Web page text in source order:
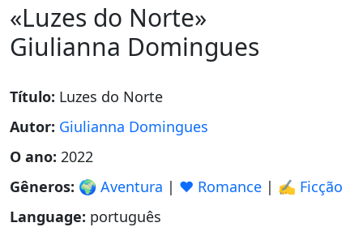
«Luzes do Norte»
Giulianna Domingues
Título: Luzes do Norte
Autor: Giulianna Domingues
O ano: 2022
Gêneros: 🌍 Aventura | ❤️ Romance | ✍️ Ficção
Language: português